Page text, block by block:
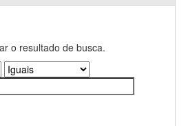
o resultado de busca.